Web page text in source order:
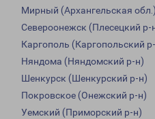
Мирный (Архангельская обл.)
Североонежск (Плесецкий р-
Каргополь (Каргопольский
Няндома (Няндомский р-н)
Шенкурск (Шенкурский р-н)
Покровское (Онежский р-н)
Уемский (Приморский р-н)